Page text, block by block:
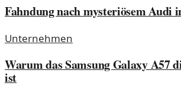
Fahndung nach mysteriösem Audi
Unternehmen
Warum das Samsung Galaxy A57
ist